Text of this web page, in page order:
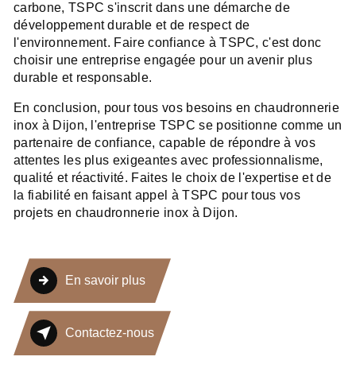
carbone, TSPC s'inscrit dans une démarche de
développement durable et de respect de
l'environnement. Faire confiance à TSPC, c'est donc
choisir une entreprise engagée pour un avenir plus
durable et responsable.
En conclusion, pour tous vos besoins en chaudronnerie
inox à Dijon, l'entreprise TSPC se positionne comme un
partenaire de confiance, capable de répondre à vos
attentes les plus exigeantes avec professionnalisme,
qualité et réactivité. Faites le choix de l'expertise et de
la fiabilité en faisant appel à TSPC pour tous vos
projets en chaudronnerie inox à Dijon.
En savoir plus
Contactez-nous